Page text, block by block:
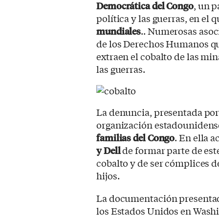
Democrática del Congo, un
política y las guerras, en el
mundiales.. Numerosas
de los Derechos Humanos
extraen el cobalto de las
las guerras.
La denuncia, presentada
organización
familias del Congo. En ella
y Dellde formar parte de
cobalto y de ser cómplices
hijos.
La documentación
los Estados Unidos en